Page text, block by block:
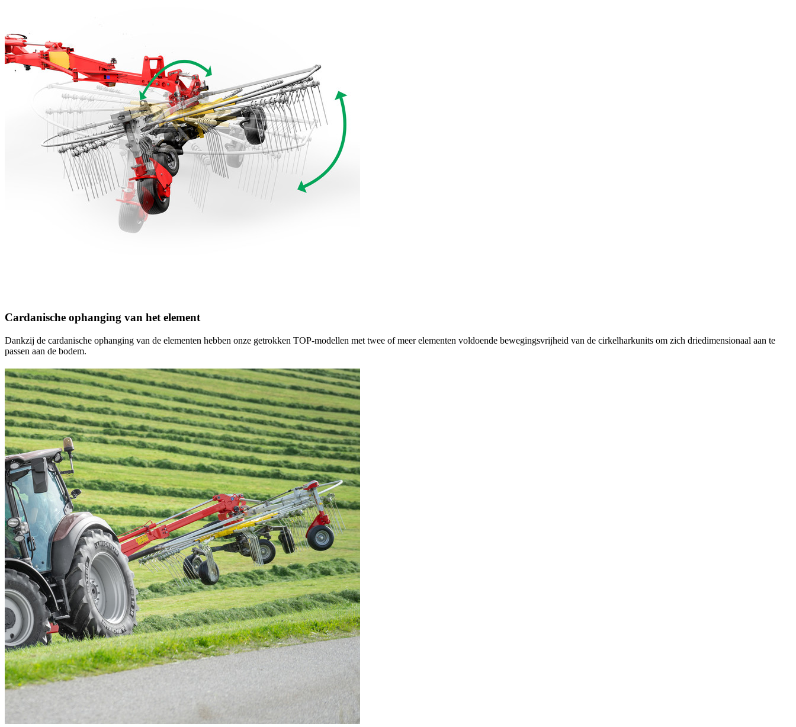
Cardanische ophanging van het element
Dankzij de cardanische ophanging van de elementen hebben onze getrokken TOP-modellen met twee of meer elementen voldoende bewegingsvrijheid van de cirkelharkunits om zich driedimensionaal aan te
passen aan de bodem.